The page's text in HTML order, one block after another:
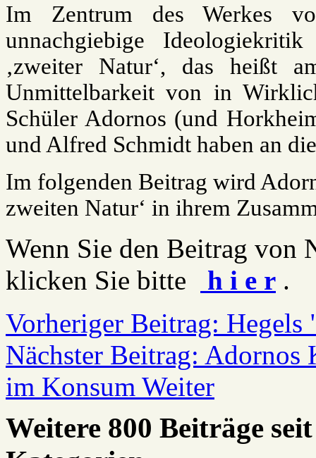
Im Zentrum des Werkes
unnachgiebige
‚zweiter Natur‘, das heißt
Unmittelbarkeit von in
Schüler Adornos (und
und Alfred Schmidt haben an
Im folgenden Beitrag wird
zweiten Natur‘ in ihrem
Wenn Sie den Beitrag von
klicken Sie bitte
h i e r .
Vorheriger Beitrag:
Nächster Beitrag: Adornos
im Konsum Weiter
Weitere 800 Beiträge